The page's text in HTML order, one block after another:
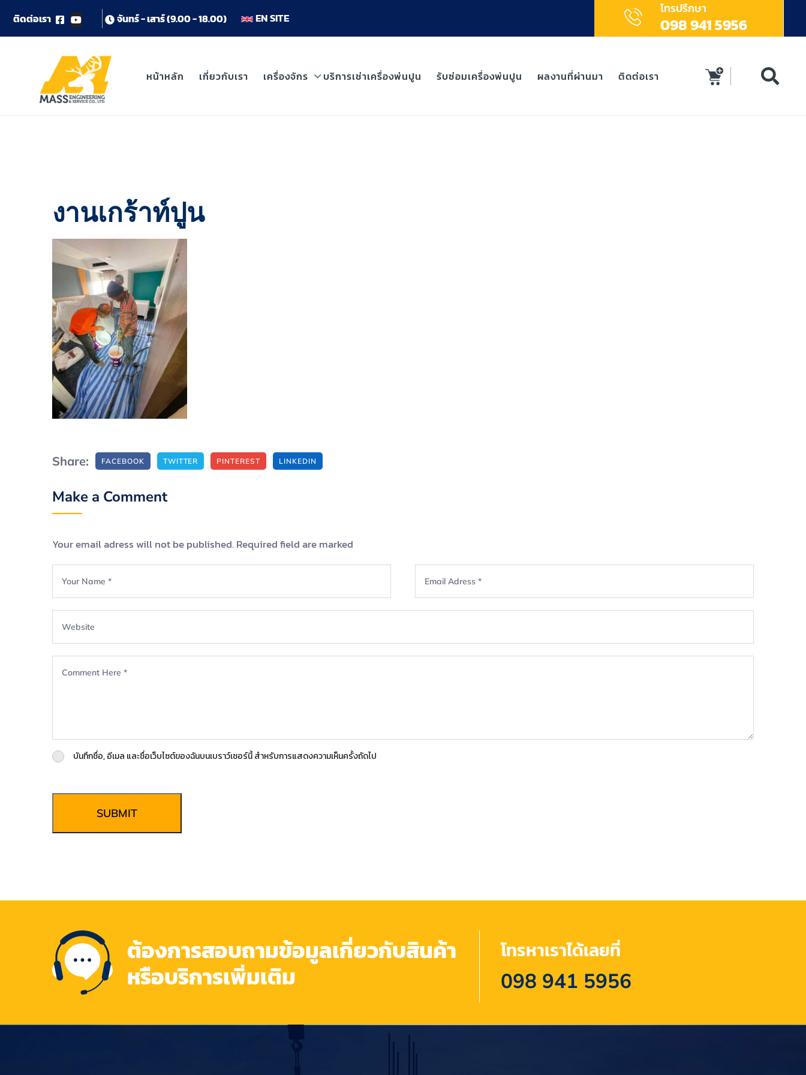
ตดตอเรา จนทร-เสาร(9.00-18.00) EN SITE
โทรปรึกษา
098 941 5956
หน้าหลัก เกี่ยวกับเรา เครื่องจักร บริการเช่าเครื่องพ่นปูน รับซ่อมเครื่องพ่นปูน ผลงานที่ผ่านมา ติดต่อเรา
งานเกร้าท์ปูน
Share: FACEBOOK TWITTER PINTEREST LINKEDIN
Make a Comment
Your email adress will not be published. Required field are marked
บันทึกชื่อ, อีเมล และชื่อเว็บไซต์ของฉันบนเบราว์เซอร์นี้ สำหรับการแสดงความเห็นครั้งถัดไป
SUBMIT
ต้องการสอบถามข้อมูลเกี่ยวกับสินค้า
หรือบริการเพิ่มเติม
โทรหาเราได้เลยที่
098 941 5956